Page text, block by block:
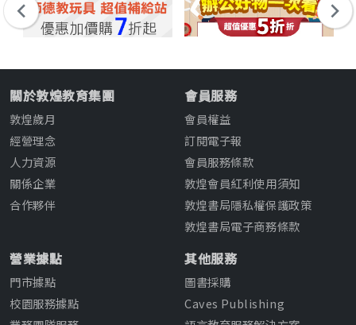
關於敦煌教育集團
敦煌歲月
經營理念
人力資源
關係企業
合作夥伴
會員服務
會員權益
訂閱電子報
會員服務條款
敦煌會員紅利使用須知
敦煌書局隱私權保護政策
敦煌書局電子商務條款
營業據點
門市據點
校園服務據點
其他服務
圖書採購
Caves Publishing